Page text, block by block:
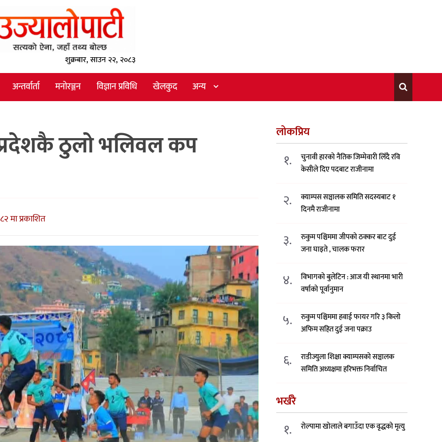
शुक्रबार, साउन २२, २०८३
अन्तर्वार्ता मनोरञ्जन विज्ञान प्रविधि खेलकुद अन्य
ठुलो भलिवल कप
मा प्रकाशित
लोकप्रिय
१.
चुनावी हारको नैतिक जिम्मेवारी लिँदै रवि
केसीले दिए पदबाट राजीनामा
२.
क्याम्पस सञ्चालक समिति सदस्यबाट १
दिनमै राजीनामा
३.
रुकुम पश्चिममा जीपको ठक्कर बाट दुई
जना घाइते , चालक फरार
४.
विभागको बुलेटिन : आज यी स्थानमा भारी
वर्षाको पूर्वानुमान
५.
रुकुम पश्चिममा हवाई फायर गरि ३ किलो
अफिम सहित दुई जना पक्राउ
६.
राडीज्युला शिक्षा क्याम्पसको सञ्चालक
समिति अध्यक्षमा हरिभक्त निर्वाचित
भर्खरै
१. रोल्पामा खोलाले बगाउँदा एक वृद्धको मृत्यु